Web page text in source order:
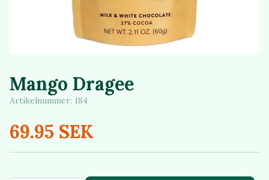
Mango Dragee
Artikelnummer: 184
69.95 SEK